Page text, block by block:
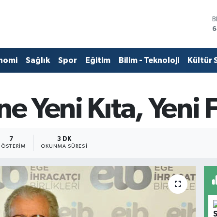
Sağlık Spor Eğitim Bilim - Teknoloji Kültür
Yeni Kıta, Yeni
7 3 DK
OKUNMA SÜRESI